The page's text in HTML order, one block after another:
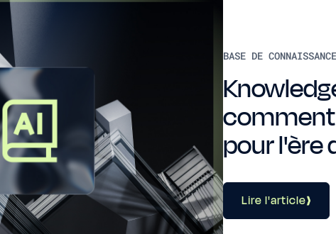
BASE DE CONNAISSANCE
comment
pour l'ère
Lire l'article